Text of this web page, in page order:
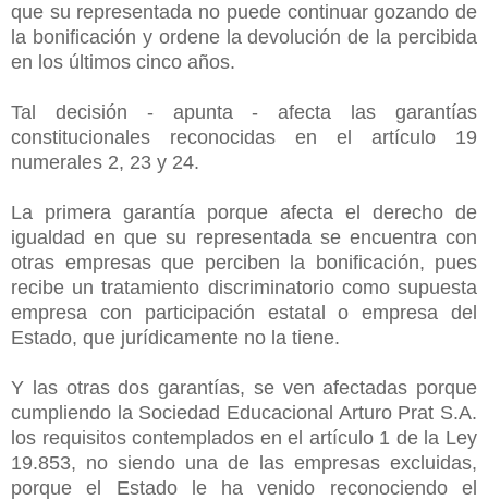
que su representada no puede continuar gozando de
la bonificación y ordene la devolución de la percibida
en los últimos cinco años.
Tal decisión - apunta - afecta las garantías
constitucionales reconocidas en el artículo 19
numerales 2, 23 y 24.
La primera garantía porque afecta el derecho de
igualdad en que su representada se encuentra con
otras empresas que perciben la bonificación, pues
recibe un tratamiento discriminatorio como supuesta
empresa con participación estatal o empresa del
Estado, que jurídicamente no la tiene.
Y las otras dos garantías, se ven afectadas porque
cumpliendo la Sociedad Educacional Arturo Prat S.A.
los requisitos contemplados en el artículo 1 de la Ley
19.853, no siendo una de las empresas excluidas,
porque el Estado le ha venido reconociendo el